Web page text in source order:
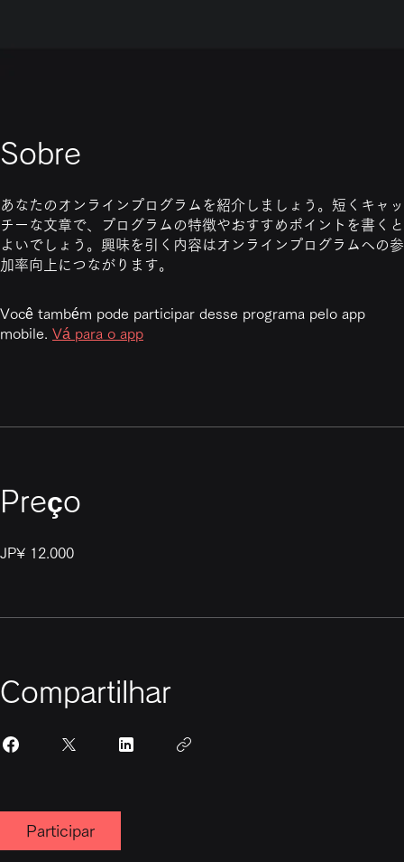
Sobre
あなたのオンラインプログラムを紹介しましょう。短くキャッ
チーな文章で、プログラムの特徴やおすすめポイントを書くと
よいでしょう。興味を引く内容はオンラインプログラムへの参
加率向上につながります。
Você também pode participar desse programa pelo app
mobile.
Vá para o app
Preço
JP¥ 12.000
Compartilhar
Participar